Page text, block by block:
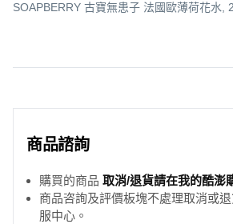
SOAPBERRY 古寶無患子 法國歐薄荷花水,
商品諮詢
購買的商品 取消/退貨請在我的酷澎
商品咨詢及評價板塊不處理取消或
服中心。